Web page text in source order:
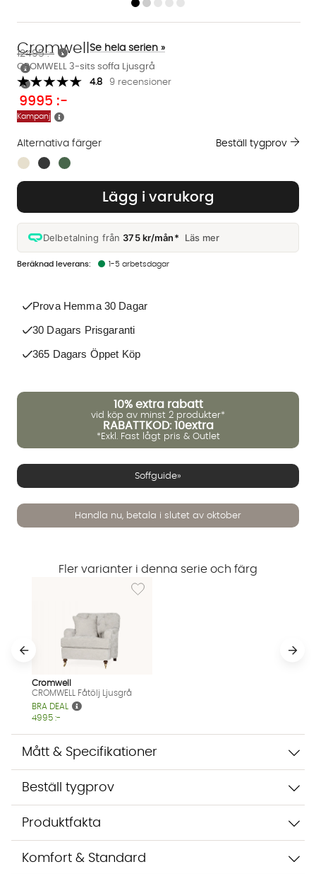
CROMWELL 3-sits soffa Ljusgrå
Cromwell Se hela serien »
4.8 9 recensioner
9995 :-
12495 :-
Kampanj
Lägg i varukorg
Delbetalning från 375 kr/mån* Läs mer
1-5 arbetsdagar
Alternativa färger
Finns även i dessa färger:
Beställ tygprov
Prova Hemma 30 Dagar
30 Dagars Prisgaranti
365 Dagars Öppet Köp
10% extra rabatt
vid köp av minst 2 produkter*
RABATTKOD: 10extra
*Exkl. Fast lågt pris & Outlet
Soffguide»
Handla nu, betala i slutet av oktober
Fler varianter i denna serie och färg
Lägg till i önskelista: CROMWELL Fåtölj
Cromwell
CROMWELL Fåtölj Ljusgrå
BRA DEAL
4995 :-
Mått & Specifikationer
Beställ tygprov
Produktfakta
Komfort & Standard
Vi använder AI för att svara på dina frågor. Konversationen
sparas i upp till 24 timmar för att kunna hjälpa dig. Vi delar
inte dina uppgifter med tredje part. Läs mer i vår
integritetspolicy.
Jag godkänner att konversationen sparas
Starta chatten